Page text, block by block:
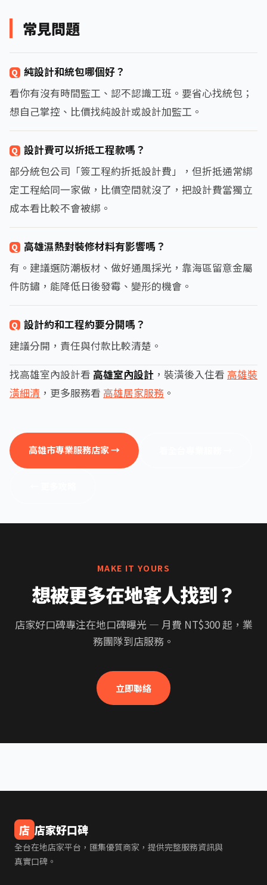
常見問題
純設計和統包哪個好？
看你有沒有時間監工、認不認識工班。要省心找統包；
想自己掌控、比價找純設計或設計加監工。
設計費可以折抵工程款嗎？
部分統包公司「簽工程約折抵設計費」，但折抵通常綁
定工程給同一家做，比價空間就沒了，把設計費當獨立
成本看比較不會被綁。
高雄濕熱對裝修材料有影響嗎？
有。建議選防潮板材、做好通風採光，靠海區留意金屬
件防鏽，能降低日後發霉、變形的機會。
設計約和工程約要分開嗎？
建議分開，責任與付款比較清楚。
找高雄室內設計看 高雄室內設計 ，裝潢後入住看 高雄裝
潢細清 ，更多服務看 高雄居家服務 。
高雄市專業服務店家 →
MAKE IT YOURS
想被更多在地客人找到？
店家好口碑專注在地口碑曝光 — 月費 NT$300 起，業
務團隊到店服務。
立即聯絡
店 店家好口碑
全台在地店家平台，匯集優質商家，提供完整服務資訊與
真實口碑。